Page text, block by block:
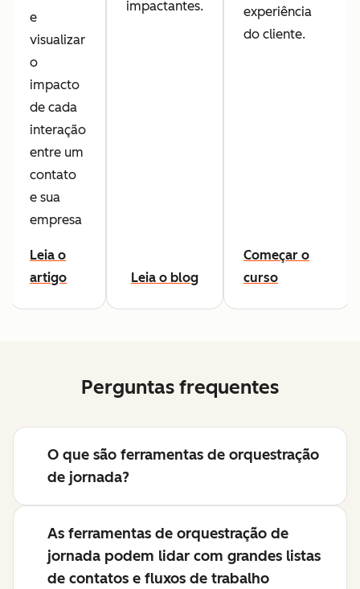
e
visualizar
o
impacto
de cada
interação
entre um
contato
e sua
empresa
Leia o
artigo
impactantes.
Leia o blog
experiência
do cliente.
Começar o
curso
Perguntas frequentes
O que são ferramentas de orquestração
de jornada?
As ferramentas de orquestração de
jornada podem lidar com grandes listas
de contatos e fluxos de trabalho